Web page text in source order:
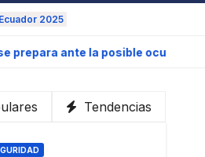
2025
ocurrencia del fenómeno de
Tendencias